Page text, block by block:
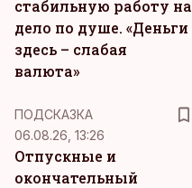
стабильную работу на
дело по душе. «Деньги
здесь – слабая
валюта»
ПОДСКАЗКА
06.08.26, 13:26
Отпускные и
окончательный